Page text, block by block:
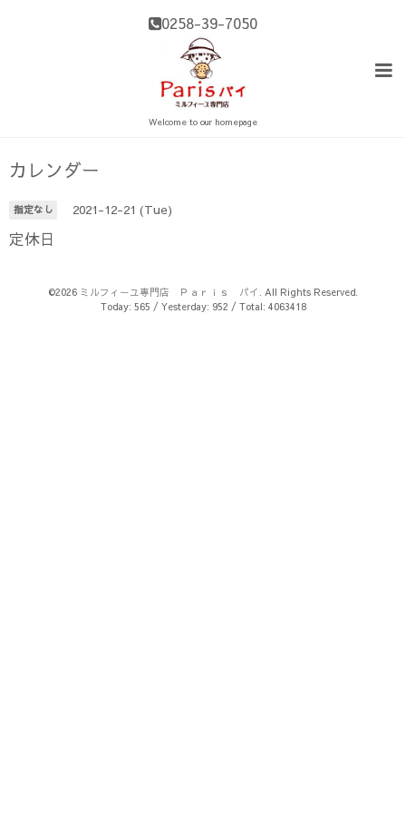
0258-39-7050
Welcome to our homepage
カレンダー
指定なし 2021-12-21 (Tue)
定休日
©2026 ミルフィーユ専門店 Ｐａｒｉｓ パイ . All Rights Reserved.
Today: 565 / Yesterday: 952 / Total: 4063418